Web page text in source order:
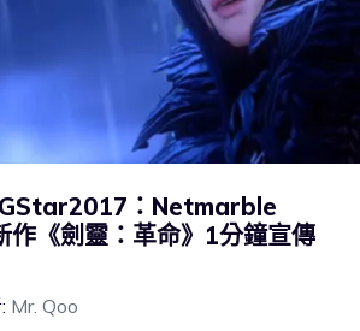
GStar2017：Netmarble
作《劍靈：革命》1分鐘宣傳
Mr. Qoo